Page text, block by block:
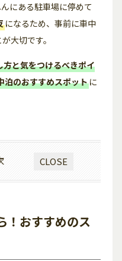
にある駐車場に停めて
になるため、事前に車中
大切です。
方と気をつけるべきポイ
泊のおすすめスポットに
CLOSE
！おすすめのス